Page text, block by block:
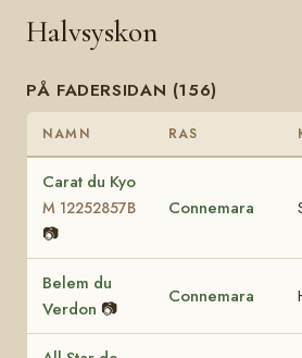
Halvsyskon
PÅ FADERSIDAN (156)
NAMN RAS
Carat du Kyo
M 12252857B
📷
Connemara
Belem du
Verdon 📷
Connemara